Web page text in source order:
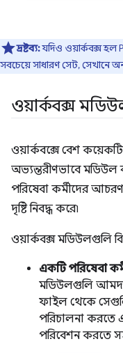
দ্রষ্টব্য:যদিও ওয়ার্কবক্স হল
সবচেয়ে সাধারণ সেট, সেখানে
ওয়ার্কবক্স
ওয়ার্কবক্সে বেশ
অভ্যন্তরীণভাবে
পরিষেবা কর্মীদের
দৃষ্টি নিবদ্ধ করে৷
ওয়ার্কবক্স মডিউলগুলি
একটি পরিষেবা কর্মী
মডিউলগুলি
ফাইল থেকে
পরিচালনা করতে
পরিবেশন করতে